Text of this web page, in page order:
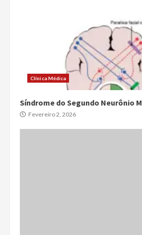
Clínica Médica
Síndrome do Segundo Neurônio
Fevereiro 2, 2026